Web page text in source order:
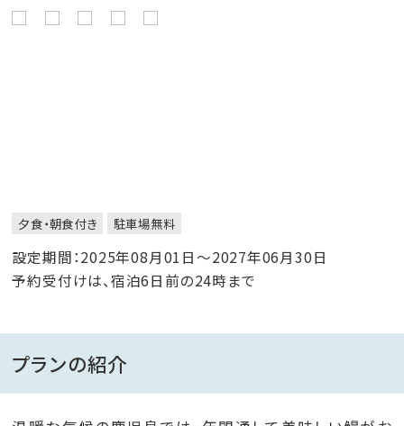
夕食・朝食付き 駐車場無料
設定期間：2025年08月01日～2027年06月30日
予約受付けは、宿泊6日前の24時まで
プランの紹介